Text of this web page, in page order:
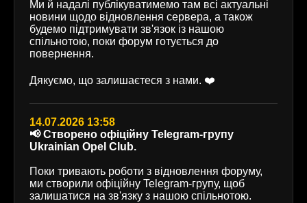
Ми й надалі публікуватимемо там всі актуальні
новини щодо відновлення сервера, а також
будемо підтримувати зв'язок із нашою
спільнотою, поки форум готується до
повернення.
Дякуємо, що залишаєтеся з нами. ❤️
14.07.2026 13:58
📢 Створено офіційну Telegram-групу
Ukrainian Opel Club.
Поки тривають роботи з відновлення форуму,
ми створили офіційну Telegram-групу, щоб
залишатися на зв'язку з нашою спільнотою.